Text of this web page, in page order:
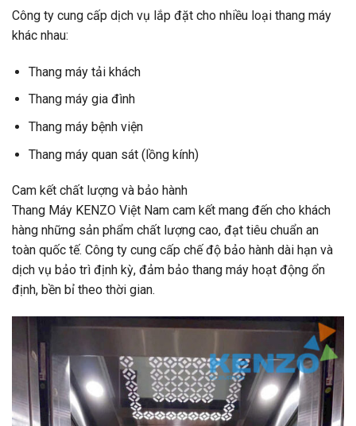
Công ty cung cấp dịch vụ lắp đặt cho nhiều loại thang máy
khác nhau:
Thang máy tải khách
Thang máy gia đình
Thang máy bệnh viện
Thang máy quan sát (lồng kính)
Cam kết chất lượng và bảo hành
Thang Máy KENZO Việt Nam cam kết mang đến cho khách
hàng những sản phẩm chất lượng cao, đạt tiêu chuẩn an
toàn quốc tế. Công ty cung cấp chế độ bảo hành dài hạn và
dịch vụ bảo trì định kỳ, đảm bảo thang máy hoạt động ổn
định, bền bỉ theo thời gian.